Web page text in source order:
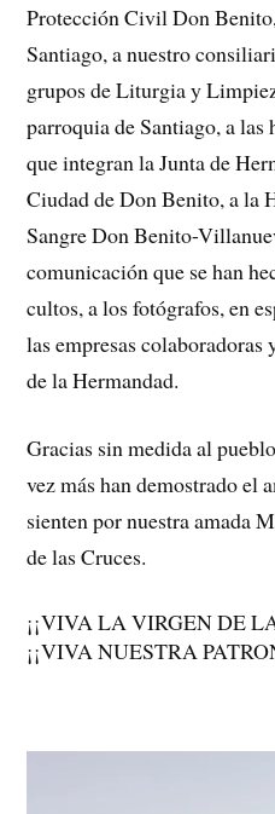
Protección Civil Don
Santiago, a nuestro
grupos de Liturgia y
parroquia de Santiago, a las
que integran la Junta de
Ciudad de Don Benito, a la
Sangre Don Benito-
comunicación que se han
cultos, a los fotógrafos, en
las empresas
de la Hermandad.
Gracias sin medida al
vez más han demostrado el
sienten por nuestra amada
de las Cruces.
¡¡VIVA LA VIRGEN DE
¡¡VIVA NUESTRA